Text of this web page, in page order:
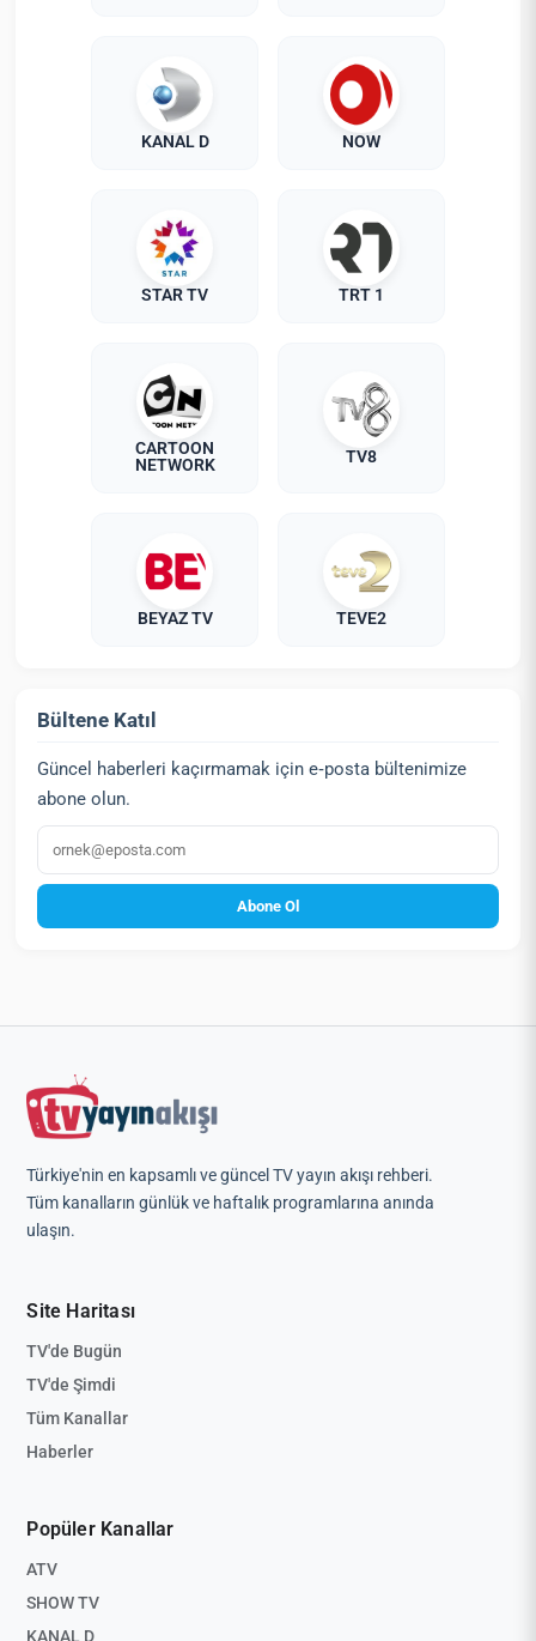
KANAL D NOW
STAR TV TRT 1
CARTOON
NETWORK
TV8
BEYAZ TV TEVE2
Bültene Katıl
Güncel haberleri kaçırmamak için e‑posta bültenimize
abone olun.
E‑posta
Abone Ol
Türkiye'nin en kapsamlı ve güncel TV yayın akışı rehberi.
Tüm kanalların günlük ve haftalık programlarına anında
ulaşın.
Site Haritası
TV'de Bugün
TV'de Şimdi
Tüm Kanallar
Haberler
Popüler Kanallar
ATV
SHOW TV
KANAL D